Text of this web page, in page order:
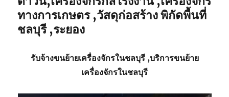
ทางการเกษตร ,วัสดุก่อสร้าง พิกัดพื้นที่
ชลบุรี ,ระยอง
รับจ้างขนย้ายเครื่องจักรในชลบุรี,บริการขนย้าย
เครื่องจักรในชลบุรี